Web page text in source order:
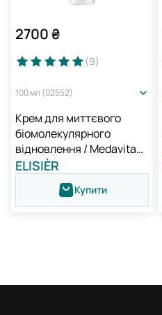
2700₴
(9)
100 мл (02552)
Крем для миттєвого
біомолекулярного
відновлення / Medavita
Elisièr Instant Bond Repair
Leave-in Cream
ELISIÈR
Купити